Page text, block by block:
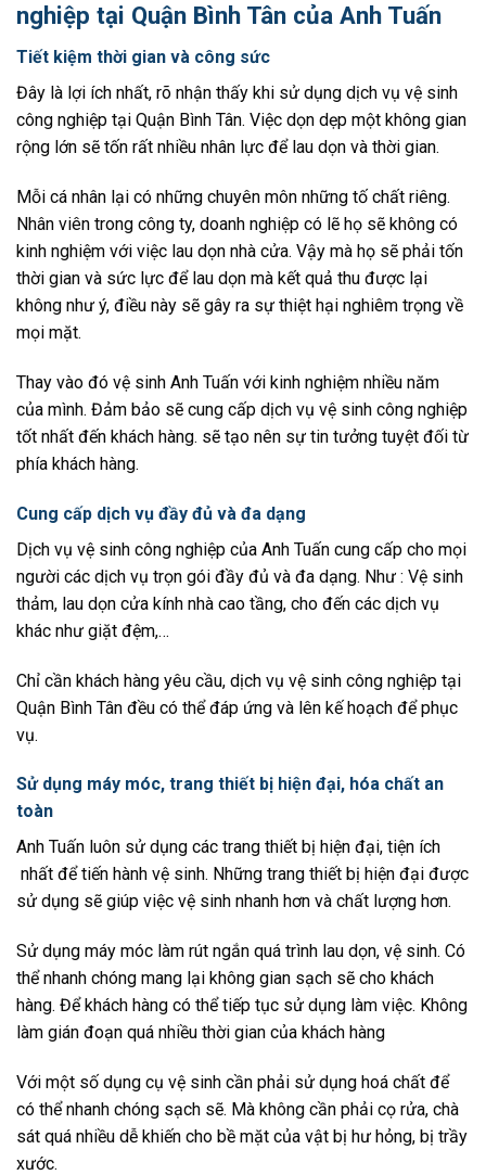
nghiệp tại Quận Bình Tân của Anh Tuấn
Tiết kiệm thời gian và công sức
Đây là lợi ích nhất, rõ nhận thấy khi sử dụng dịch vụ vệ sinh
công nghiệp tại Quận Bình Tân. Việc dọn dẹp một không gian
rộng lớn sẽ tốn rất nhiều nhân lực để lau dọn và thời gian.
Mỗi cá nhân lại có những chuyên môn những tố chất riêng.
Nhân viên trong công ty, doanh nghiệp có lẽ họ sẽ không có
kinh nghiệm với việc lau dọn nhà cửa. Vậy mà họ sẽ phải tốn
thời gian và sức lực để lau dọn mà kết quả thu được lại
không như ý, điều này sẽ gây ra sự thiệt hại nghiêm trọng về
mọi mặt.
Thay vào đó vệ sinh Anh Tuấn với kinh nghiệm nhiều năm
của mình. Đảm bảo sẽ cung cấp dịch vụ vệ sinh công nghiệp
tốt nhất đến khách hàng. sẽ tạo nên sự tin tưởng tuyệt đối từ
phía khách hàng.
Cung cấp dịch vụ đầy đủ và đa dạng
Dịch vụ vệ sinh công nghiệp của Anh Tuấn cung cấp cho mọi
người các dịch vụ trọn gói đầy đủ và đa dạng. Như : Vệ sinh
thảm, lau dọn cửa kính nhà cao tầng, cho đến các dịch vụ
khác như giặt đệm,…
Chỉ cần khách hàng yêu cầu, dịch vụ vệ sinh công nghiệp tại
Quận Bình Tân đều có thể đáp ứng và lên kế hoạch để phục
vụ.
Sử dụng máy móc, trang thiết bị hiện đại, hóa chất an
toàn
Anh Tuấn luôn sử dụng các trang thiết bị hiện đại, tiện ích
nhất để tiến hành vệ sinh. Những trang thiết bị hiện đại được
sử dụng sẽ giúp việc vệ sinh nhanh hơn và chất lượng hơn.
Sử dụng máy móc làm rút ngắn quá trình lau dọn, vệ sinh. Có
thể nhanh chóng mang lại không gian sạch sẽ cho khách
hàng. Để khách hàng có thể tiếp tục sử dụng làm việc. Không
làm gián đoạn quá nhiều thời gian của khách hàng
Với một số dụng cụ vệ sinh cần phải sử dụng hoá chất để
có thể nhanh chóng sạch sẽ. Mà không cần phải cọ rửa, chà
sát quá nhiều dễ khiến cho bề mặt của vật bị hư hỏng, bị trầy
xước.